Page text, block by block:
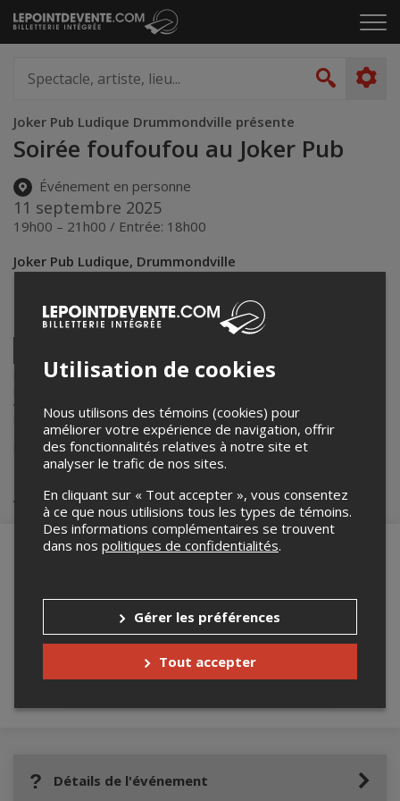
Passer
au
le
artiste,
lieu...
Joker Pub Ludique Drummondville présente
Soirée foufoufou au Joker Pub
Événement en personne
11 septembre 2025
19h00 – 21h00 / Entrée: 18h00
Joker Pub Ludique, Drummondville
185 rue hériot,Drummondville,QC,Canada
Partagez cet événement
Facebook LinkedinEnvoyer
par
Lepointdevente.com agit à titre de mandataire pour
vente de billets pour ses événements.
Pour plus d’information à propos de cet événement, veuillez
contacter l’organisateur de l’événement, Joker Pub Ludique
Drummondville, àmmludiqueinc@gmail.com.
Achat de billets
Merci de confirmer que vous n'êtes pas un
robot ci-bas.
Détails de l'événement
Utilisation de cookies
Nous utilisons des témoins (cookies) pour
améliorer votre expérience de navigation, offrir
des fonctionnalités relatives à notre site et
analyser le trafic de nos sites.
En cliquant sur « Tout accepter », vous consentez
à ce que nous utilisions tous les types de témoins.
Des informations complémentaires se trouvent
dans nos politiques de confidentialités.
Gérer les préférences
Tout accepter